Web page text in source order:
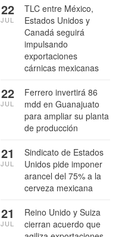
TLC entre México,
Estados Unidos y
Canadá seguirá
impulsando
exportaciones
cárnicas mexicanas
22
JUL
Ferrero invertirá 86
mdd en Guanajuato
para ampliar su planta
de producción
22
JUL
Sindicato de Estados
Unidos pide imponer
arancel del 75% a la
cerveza mexicana
21
JUL
Reino Unido y Suiza
cierran acuerdo que
21
JUL